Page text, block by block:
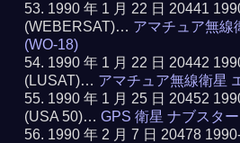
1990 年 1 月 22 日 20441
(WEBERSAT)… アマチュア無線
(WO-18)
1990 年 1 月 22 日 20442
(LUSAT)… アマチュア無線衛星
1990 年 1 月 25 日 20452
(USA 50)…GPS 衛星 ナブスタ
1990 年 2 月 7 日 20478